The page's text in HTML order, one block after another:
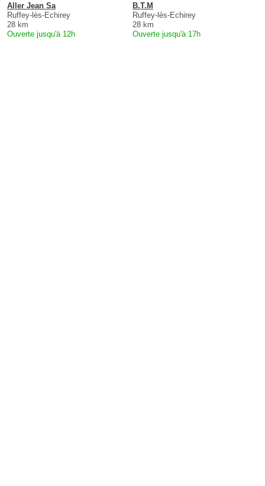
Aller Jean Sa
Ruffey-lès-Echirey
28 km
Ouverte jusqu'à 12h
B.T.M
Ruffey-lès-Echirey
28 km
Ouverte jusqu'à 17h